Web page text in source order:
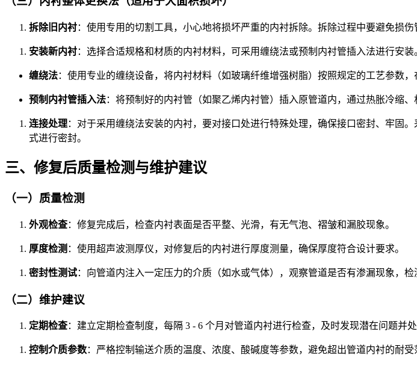
拆除旧内衬：使用专用的切割工具，小心地将损坏严重的内衬拆除。拆除过程中要避免损伤
安装新内衬：选择合适规格和材质的内衬材料，可采用缠绕法或预制内衬管插入法进行安装
缠绕法：使用专业的缠绕设备，将内衬材料（如玻璃纤维增强树脂）按照规定的工艺参数
预制内衬管插入法：将预制好的内衬管（如聚乙烯内衬管）插入原管道内，通过热胀冷缩
连接处理：对于采用缠绕法安装的内衬，要对接口处进行特殊处理，确保接口密封、牢固
式进行密封。
三、修复后质量检测与维护建议
（一）质量检测
外观检查：修复完成后，检查内衬表面是否平整、光滑，有无气泡、褶皱和漏胶现象。
厚度检测 ：使用超声波测厚仪，对修复后的内衬进行厚度测量，确保厚度符合设计要求。
密封性测试：向管道内注入一定压力的介质（如水或气体），观察管道是否有渗漏现象，检
（二）维护建议
定期检查：建立定期检查制度，每隔 3 - 6 个月对管道内衬进行检查，及时发现潜在问题并处
控制介质参数：严格控制输送介质的温度、浓度、酸碱度等参数，避免超出管道内衬的耐受